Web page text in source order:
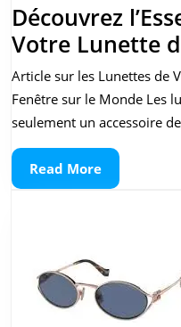
Découvrez
Votre Lunette
Article sur les Lunettes de
Fenêtre sur le Monde Les
seulement un accessoire
Read MoreRead
More